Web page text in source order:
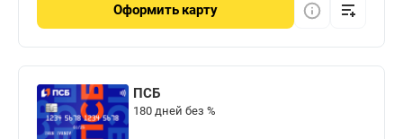
Оформить карту
ПСБ
180 дней без %